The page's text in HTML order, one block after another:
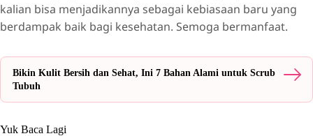
kalian bisa menjadikannya sebagai kebiasaan baru yang
berdampak baik bagi kesehatan. Semoga bermanfaat.
Bikin Kulit Bersih dan Sehat, Ini 7 Bahan Alami untuk Scrub
Tubuh
Yuk Baca Lagi